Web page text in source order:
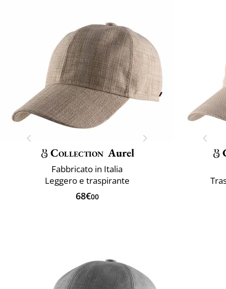
Collection Aurel
Fabbricato in Italia
Leggero e traspirante
68€00